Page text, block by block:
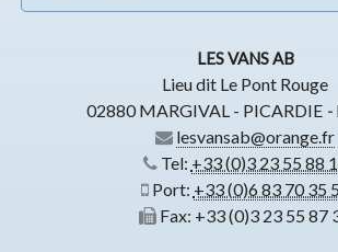
LES VANS AB
Lieu dit Le Pont Rouge
02880 MARGIVAL - PICARDIE-
lesvansab@orange.fr
Tel: +33 (0)3 23 55 88
Port: +33 (0)6 83 70 35
Fax: +33 (0)3 23 55 87